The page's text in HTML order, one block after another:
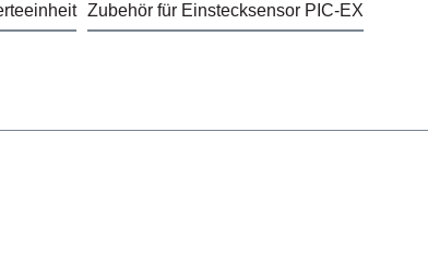
Zubehör für Einstecksensor PIC-EX